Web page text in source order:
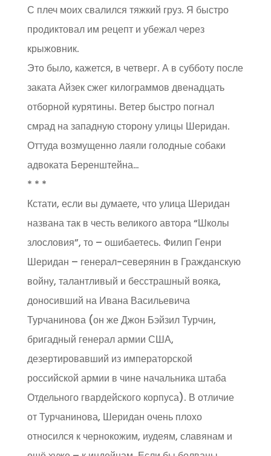
С плеч моих свалился тяжкий груз. Я быстро
продиктовал им рецепт и убежал через
крыжовник.
Это было, кажется, в четверг. А в субботу после
заката Айзек сжег килограммов двенадцать
отборной курятины. Ветер быстро погнал
смрад на западную сторону улицы Шеридан.
Оттуда возмущенно лаяли голодные собаки
адвоката Беренштейна…
* * *
Кстати, если вы думаете, что улица Шеридан
названа так в честь великого автора “Школы
злословия”, то – ошибаетесь. Филип Генри
Шеридан – генерал-северянин в Гражданскую
войну, талантливый и бесстрашный вояка,
доносивший на Ивана Васильевича
Турчанинова (он же Джон Бэйзил Турчин,
бригадный генерал армии США,
дезертировавший из императорской
российской армии в чине начальника штаба
Отдельного гвардейского корпуса). В отличие
от Турчанинова, Шеридан очень плохо
относился к чернокожим, иудеям, славянам и